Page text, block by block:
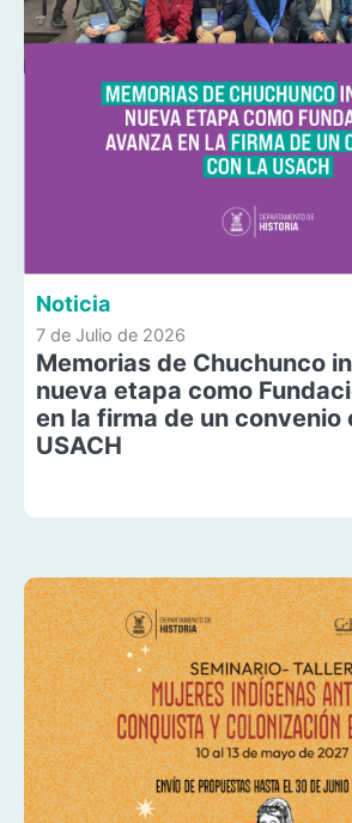
Noticia
7 de Julio de 2026
Memorias de Chuchunco
nueva etapa como
en la firma de un convenio
USACH